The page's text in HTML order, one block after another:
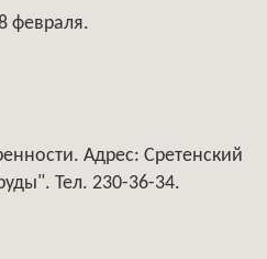
февраля.
Адрес: Сретенский
Тел. 230-36-34.